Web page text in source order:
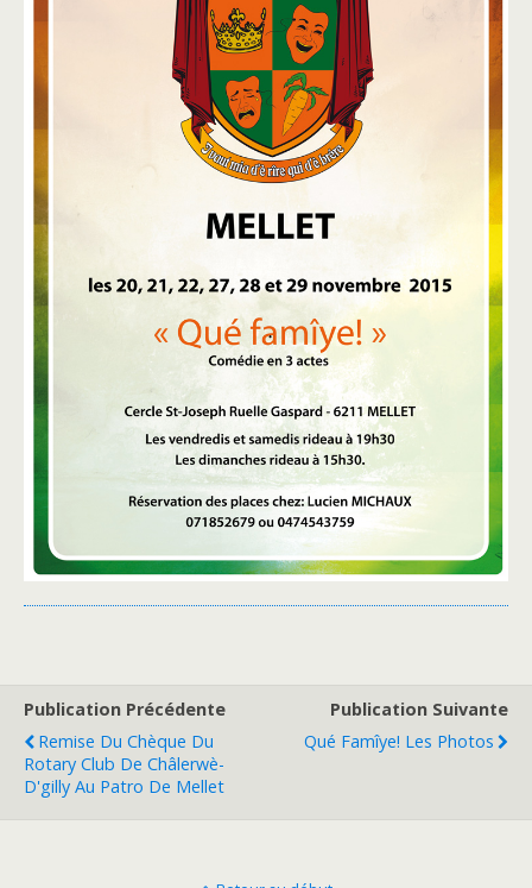
Publication Précédente
Remise Du Chèque Du
Rotary Club De Châlerwè-
D'gilly Au Patro De Mellet
Publication Suivante
Qué Famîye! Les Photos